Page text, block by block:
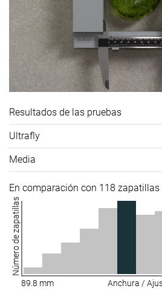
Resultados de las pruebas
Ultrafly
Media
En comparación con 118 zapatillas
Número de zapatillas
89.8 mm Anchura /